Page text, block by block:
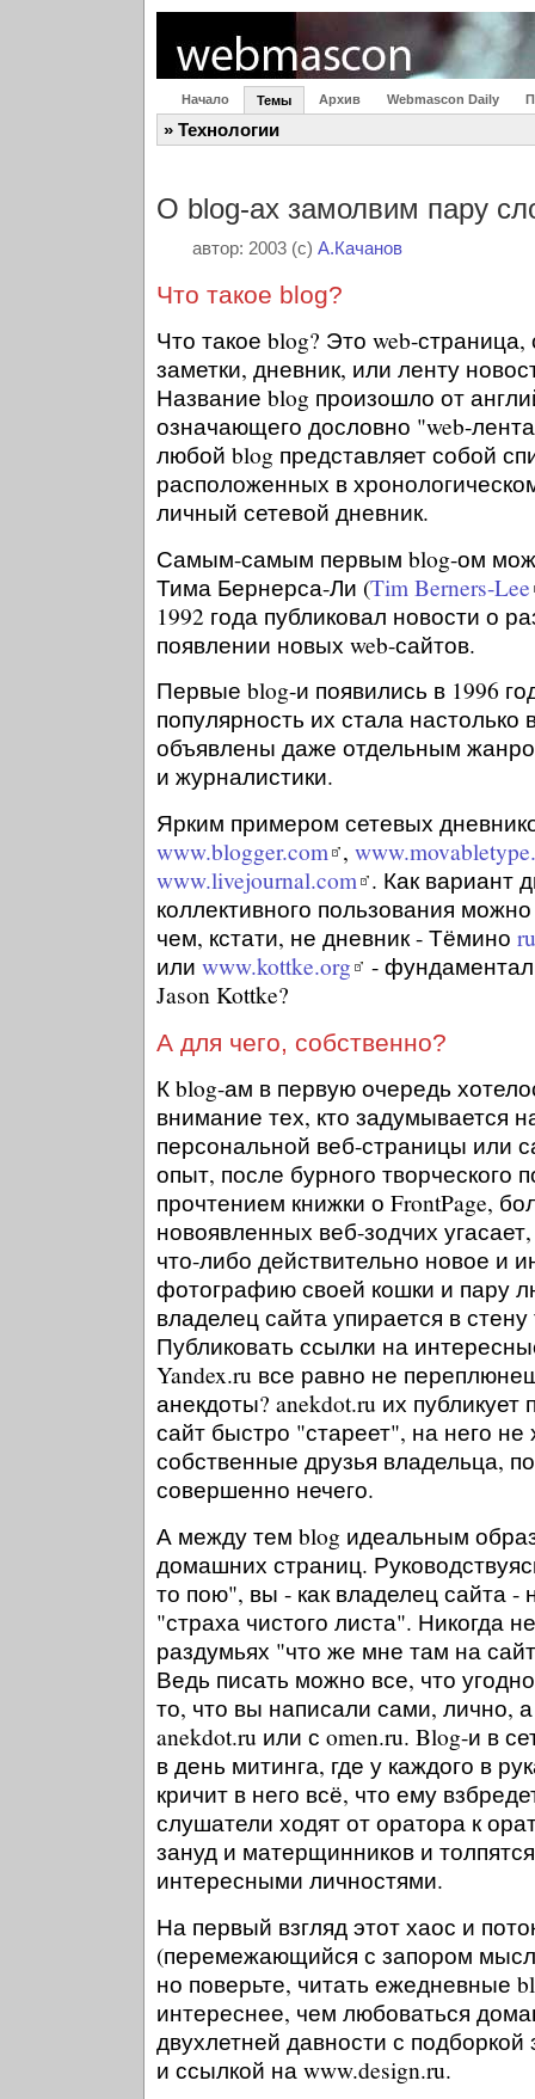
Начало Темы Архив Webmascon Daily
» Технологии
О blog-ах замолвим пару
автор: 2003 (c) А.Качанов
Что такое blog?
Что такое blog? Это web-
заметки, дневник, или ленту
Название blog произошло от
означающего дословно "web-
любой blog представляет собой
расположенных в
личный сетевой дневник.
Самым-самым первым blog-ом
Тима Бернерса-Ли (Tim Berners-Lee
1992 года публиковал новости о
появлении новых web-сайтов.
Первые blog-и появились в 1996
популярность их стала настолько
объявлены даже отдельным
и журналистики.
Ярким примером сетевых
www.blogger.com ,
www.livejournal.com . Как вариант
коллективного пользования
чем, кстати, не дневник - Тёмино
или www.kottke.org
-
Jason Kottke?
А для чего, собственно?
К blog-ам в первую очередь
внимание тех, кто задумывается
персональной веб-страницы или
опыт, после бурного творческого
прочтением книжки о FrontPage,
новоявленных веб-зодчих
что-либо действительно новое и
фотографию своей кошки и пару
владелец сайта упирается в стену
Публиковать ссылки на
Yandex.ru все равно не
анекдоты? anekdot.ru их публикует
сайт быстро "стареет", на него не
собственные друзья владельца,
совершенно нечего.
А между тем blog идеальным
домашних страниц.
то пою", вы - как владелец сайта -
"страха чистого листа". Никогда
раздумьях "что же мне там на
Ведь писать можно все, что
то, что вы написали сами, лично,
anekdot.ru или с omen.ru. Blog-и в
в день митинга, где у каждого в
кричит в него всё, что ему
слушатели ходят от оратора к
зануд и матерщинников и
интересными личностями.
На первый взгляд этот хаос и
(перемежающийся с запором
но поверьте, читать ежедневные
интереснее, чем любоваться
двухлетней давности с
и ссылкой на www.design.ru.